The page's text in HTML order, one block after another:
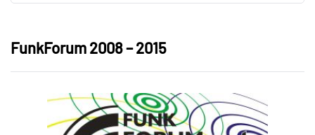
FunkForum 2008 – 2015